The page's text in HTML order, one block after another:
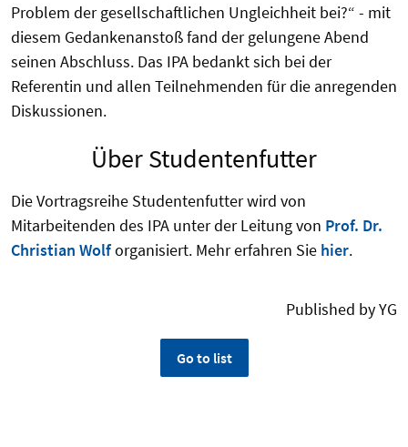
Problem der gesellschaftlichen Ungleichheit bei?“ - mit
diesem Gedankenanstoß fand der gelungene Abend
seinen Abschluss. Das IPA bedankt sich bei der
Referentin und allen Teilnehmenden für die anregenden
Diskussionen.
Über Studentenfutter
Die Vortragsreihe Studentenfutter wird von
Mitarbeitenden des IPA unter der Leitung von Prof. Dr.
Christian Wolforganisiert. Mehr erfahren Sie hier.
Published by YG
Go to list